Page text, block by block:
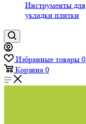
Инструменты для
укладки плитки
Избранные товары 0
Корзина 0